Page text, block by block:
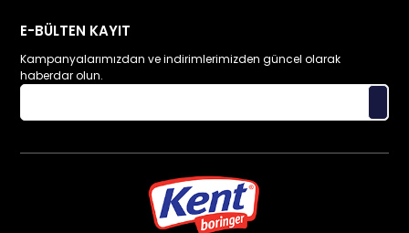
E-BÜLTEN KAYIT
Kampanyalarımızdan ve indirimlerimizden güncel olarak
haberdar olun.